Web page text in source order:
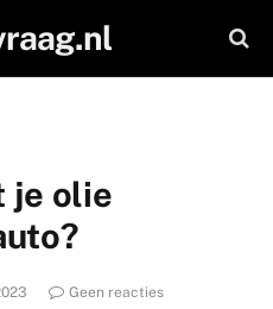
je olie
Geen reacties